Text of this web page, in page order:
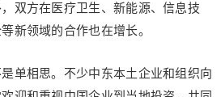
双方在医疗卫生、新能源、信息技
新领域的合作也在增长。
单相思。不少中东本土企业和组织向